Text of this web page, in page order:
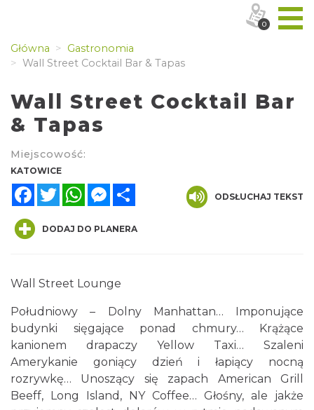
Główna
Gastronomia
Wall Street Cocktail Bar & Tapas
Wall Street Cocktail Bar
& Tapas
Miejscowość:
KATOWICE
FacebookTwitterWhatsAppMessenger
ODSŁUCHAJ TEKST
DODAJ DO PLANERA
Wall Street Lounge
Południowy – Dolny Manhattan… Imponujące
budynki sięgające ponad chmury… Krążące
kanionem drapaczy Yellow Taxi… Szaleni
Amerykanie goniący dzień i łapiący nocną
rozrywkę… Unoszący się zapach American Grill
Beeff, Long Island, NY Coffee… Głośny, ale jakże
0